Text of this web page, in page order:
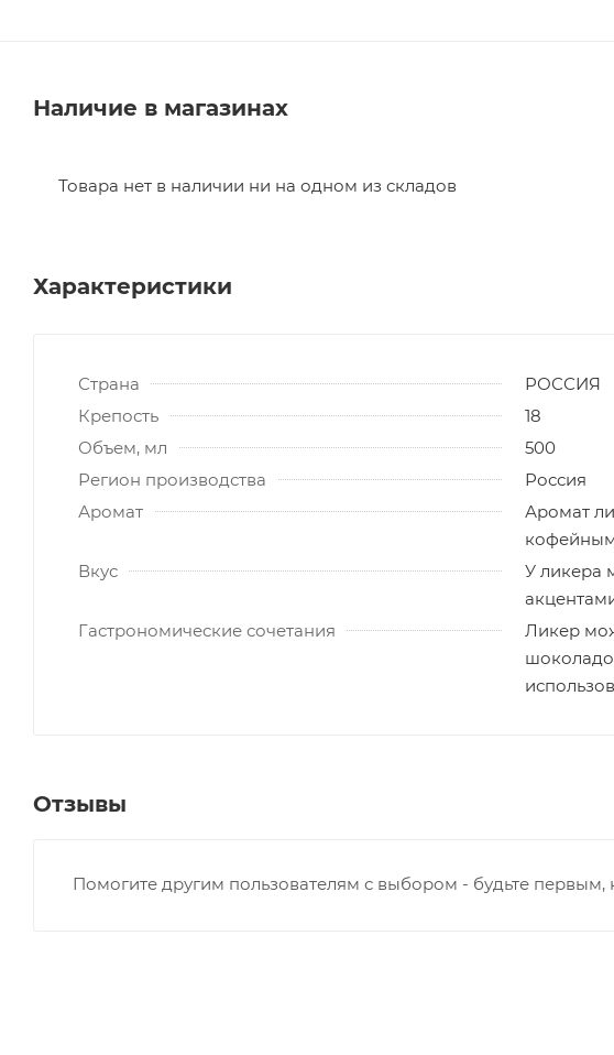
Наличие в магазинах
Товара нет в наличии ни на одном из складов
Характеристики
Страна
РОССИЯ
Крепость
18
Объем, мл
500
Регион производства
Россия
Аромат
Аромат
Вкус
У ликера
Гастрономические сочетания
Ликер
Отзывы
Помогите другим пользователям с выбором - будьте